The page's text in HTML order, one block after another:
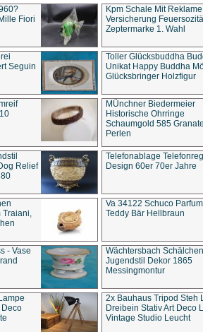
Fiori
Kpm Schale Mit Reklame
Versicherung
Zeptermarke 1. Wahl
Seguin
Toller Glücksbuddha
Unikat Happy Buddha
Glücksbringer Holzfigur
MÜnchner Biedermeier
Historische Ohrringe
Schaumgold 585
Perlen
Relief
Telefonablage
Design 60er 70er Jahre
Traiani,
Va 34122 Schuco
Teddy Bär Hellbraun
- Vase
Wächtersbach Schälchen
Jugendstil Dekor 1865
Messingmontur
Deco
2x Bauhaus Tripod Steh
Dreibein Stativ Art Deco
Vintage Studio Leucht